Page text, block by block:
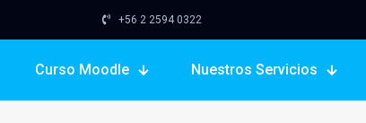
+56 2 2594 0322
Curso Moodle Nuestros Servicios